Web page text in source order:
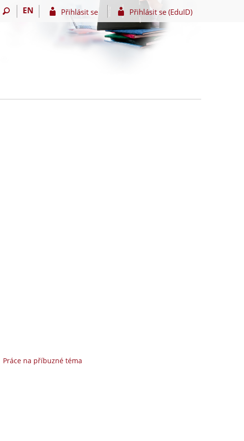
EN Přihlásit se Přihlásit se (EduID)
Práce na příbuzné téma